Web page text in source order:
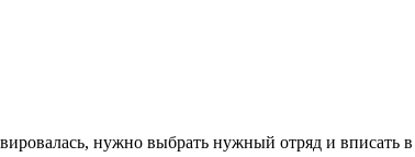
нужно выбрать нужный отряд и вписать